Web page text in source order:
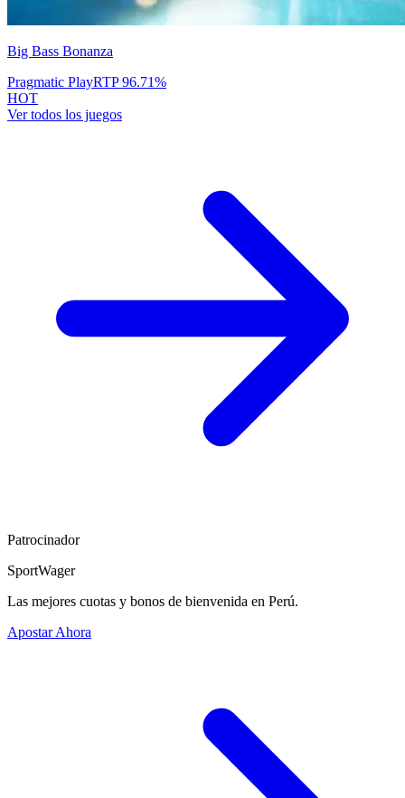
Big Bass Bonanza
Pragmatic PlayRTP96.71%
HOT
Ver todos los juegos
Patrocinador
SportWager
Las mejores cuotas y bonos de bienvenida en Perú.
Apostar Ahora